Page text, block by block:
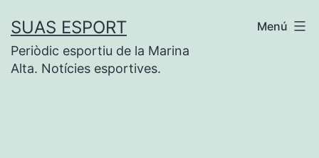
contenido
SUAS ESPORT
Periòdic esportiu de la Marina
Alta. Notícies esportives.
Menú